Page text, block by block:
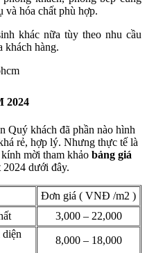
và hóa chất phù hợp.
khác nữa tùy theo nhu cầu
khách hàng.
2024
Quý khách đã phần nào hình
rẻ, hợp lý. Nhưng thực tế là
mời tham khảo bảng giá
2024 dưới đây.
Đơn giá ( VNĐ /m2 )
3,000 – 22,000
8,000 – 18,000